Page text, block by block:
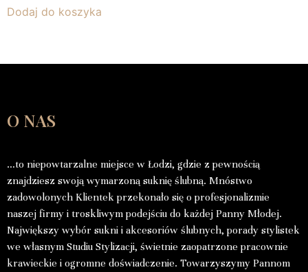
Dodaj do koszyka
O NAS
…to niepowtarzalne miejsce w Łodzi, gdzie z pewnością
znajdziesz swoją wymarzoną suknię ślubną. Mnóstwo
zadowolonych Klientek przekonało się o profesjonalizmie
naszej firmy i troskliwym podejściu do każdej Panny Młodej.
Największy wybór sukni i akcesoriów ślubnych, porady stylistek
we własnym Studiu Stylizacji, świetnie zaopatrzone pracownie
krawieckie i ogromne doświadczenie. Towarzyszymy Pannom